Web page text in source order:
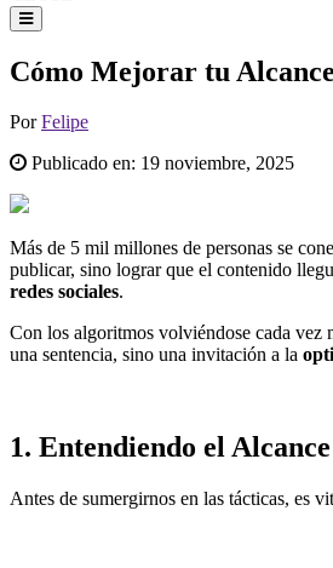
Cómo Mejorar tu
PorFelipe
Publicado en: 19 noviembre, 2025
Más de 5 mil millones de personas se
publicar, sino lograr que el contenido
redes sociales.
Con los algoritmos volviéndose cada vez
una sentencia, sino una invitación a la
1. Entendiendo el
Antes de sumergirnos en las tácticas, es